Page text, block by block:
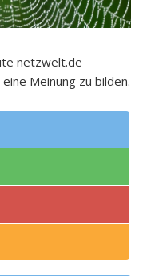
netzwelt.de
Meinung zu bilden.